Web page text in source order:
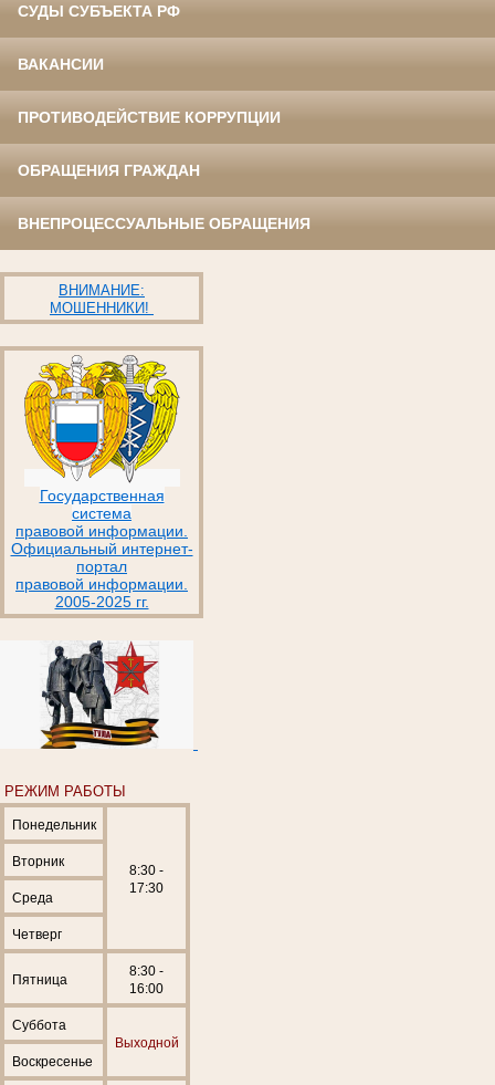
СУДЫ СУБЪЕКТА РФ
ВАКАНСИИ
ПРОТИВОДЕЙСТВИЕ КОРРУПЦИИ
ОБРАЩЕНИЯ ГРАЖДАН
ВНЕПРОЦЕССУАЛЬНЫЕ ОБРАЩЕНИЯ
ВНИМАНИЕ:
МОШЕННИКИ!
Государственная
система
правовой информации.
Официальный интернет-
портал
правовой информации.
2005-2025 гг.
РЕЖИМ РАБОТЫ
Понедельник
8:30 -
17:30
Вторник
Среда
Четверг
Пятница
8:30 -
16:00
Суббота
Выходной
Воскресенье